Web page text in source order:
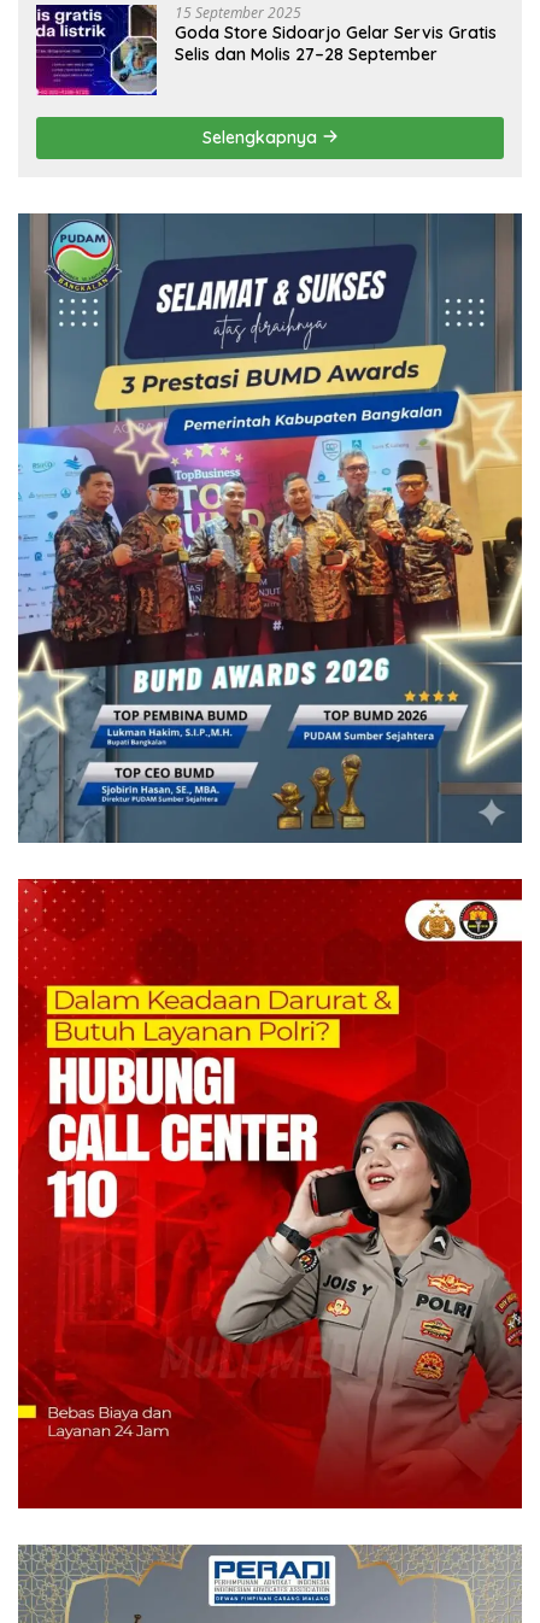
15 September 2025
Goda Store Sidoarjo Gelar Servis Gratis
Selis dan Molis 27–28 September
Selengkapnya